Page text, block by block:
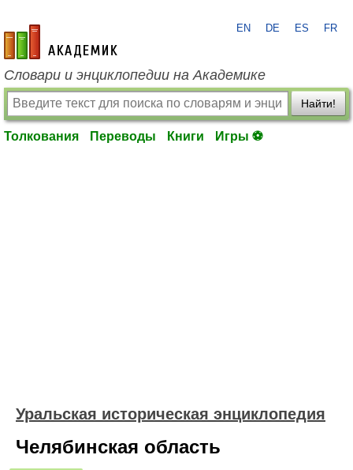
academic.ru
EN DE ES FR
Словари и энциклопедии на Академике
Найти!
Толкования Переводы Книги Игры ⚽
Уральская историческая энциклопедия
Челябинская область